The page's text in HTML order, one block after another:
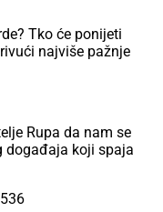
Tko će ponijeti
najviše pažnje
Rupa da nam se
događaja koji spaja